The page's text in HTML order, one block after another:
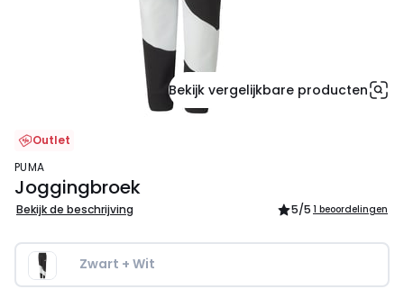
Bekijk vergelijkbare producten
Outlet
PUMA
Joggingbroek
Bekijk de beschrijving 5/5 1 beoordelingen
Zwart + Wit